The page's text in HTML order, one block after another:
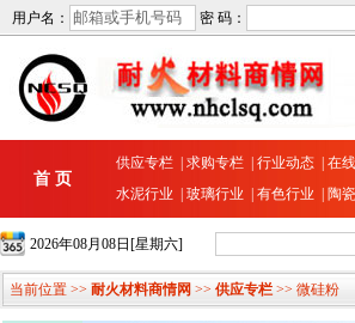
用户名： 密 码：
首 页
供应专栏 求购专栏 行业动态 在
水泥行业
玻璃行业 有色行业 陶
2026年08月08日[星期六]
当前位置 >> 耐火材料商情网 >> 供应专栏 >> 微硅粉